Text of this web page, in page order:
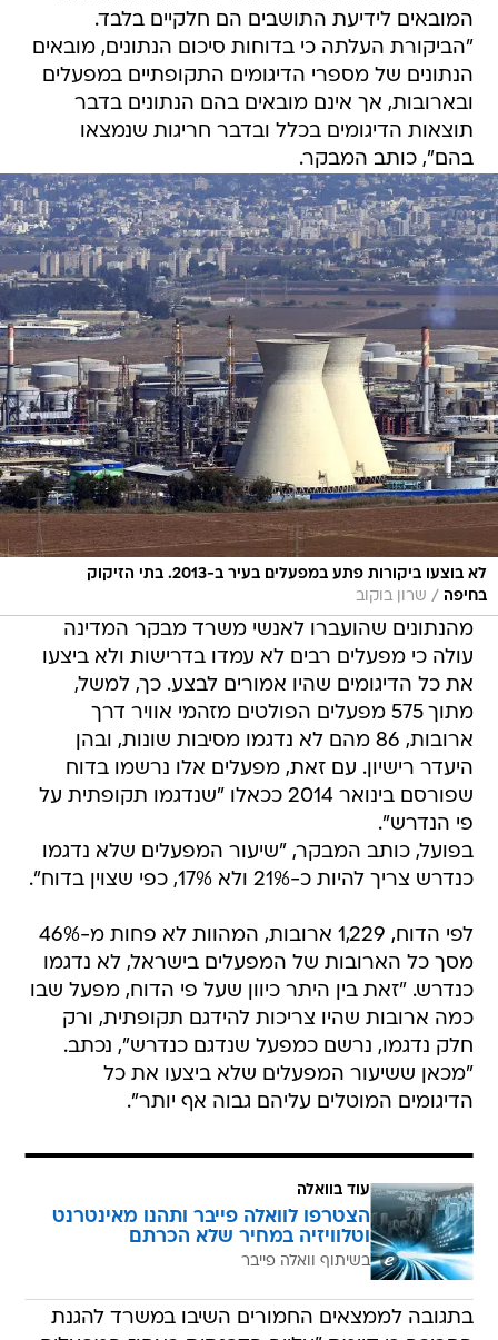
המובאים לידיעת התושבים הם חלקיים בלבד.
"הביקורת העלתה כי בדוחות סיכום הנתונים, מובאים
הנתונים של מספרי הדיגומים התקופתיים במפעלים
ובארובות, אך אינם מובאים בהם הנתונים בדבר
תוצאות הדיגומים בכלל ובדבר חריגות שנמצאו
בהם", כותב המבקר.
לא בוצעו ביקורות פתע במפעלים בעיר ב-2013. בתי הזיקוק
בחיפה / שרון בוקוב
מהנתונים שהועברו לאנשי משרד מבקר המדינה
עולה כי מפעלים רבים לא עמדו בדרישות ולא ביצעו
את כל הדיגומים שהיו אמורים לבצע. כך, למשל,
מתוך 575 מפעלים הפולטים מזהמי אוויר דרך
ארובות, 86 מהם לא נדגמו מסיבות שונות, ובהן
היעדר רישיון. עם זאת, מפעלים אלו נרשמו בדוח
שפורסם בינואר 2014 ככאלו "שנדגמו תקופתית על
פי הנדרש".
בפועל, כותב המבקר, "שיעור המפעלים שלא נדגמו
כנדרש צריך להיות כ-21% ולא 17%, כפי שצוין בדוח".
לפי הדוח, 1,229 ארובות, המהוות לא פחות מ-46%
מסך כל הארובות של המפעלים בישראל, לא נדגמו
כנדרש. "זאת בין היתר כיוון שעל פי הדוח, מפעל שבו
כמה ארובות שהיו צריכות להידגם תקופתית, ורק
חלק נדגמו, נרשם כמפעל שנדגם כנדרש", נכתב.
"מכאן ששיעור המפעלים שלא ביצעו את כל
הדיגומים המוטלים עליהם גבוה אף יותר".
עוד בוואלה
הצטרפו לוואלה פייבר ותהנו מאינטרנט
וטלוויזיה במחיר שלא הכרתם
בשיתוף וואלה פייבר
בתגובה לממצאים החמורים השיבו במשרד להגנת